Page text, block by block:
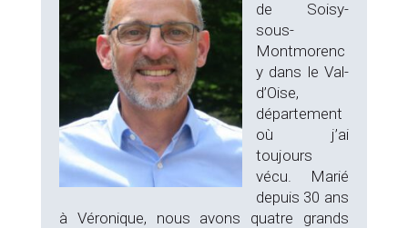
de Soisy-
sous-
Montmorenc
y dans le Val-
d’Oise,
département
où j’ai
toujours
vécu. Marié
depuis 30 ans
à Véronique, nous avons quatre grands